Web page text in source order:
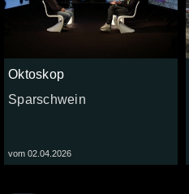
Oktoskop
Sparschwein
vom 02.04.2026